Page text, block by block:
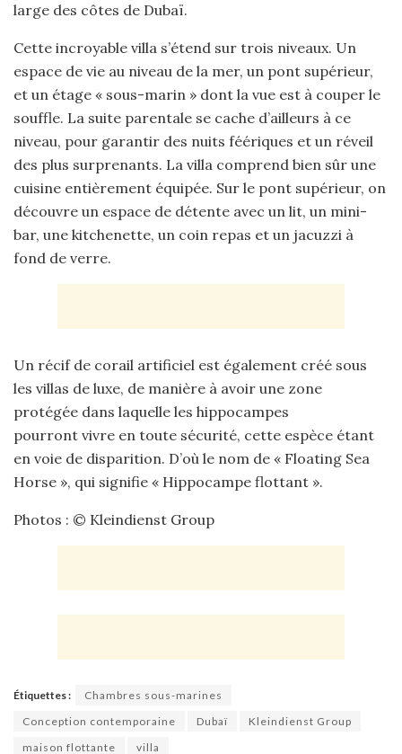
large des côtes de Dubaï.
Cette incroyable villa s’étend sur trois niveaux. Un
espace de vie au niveau de la mer, un pont supérieur,
et un étage « sous-marin » dont la vue est à couper le
souffle. La suite parentale se cache d’ailleurs à ce
niveau, pour garantir des nuits féériques et un réveil
des plus surprenants. La villa comprend bien sûr une
cuisine entièrement équipée. Sur le pont supérieur, on
découvre un espace de détente avec un lit, un mini-
bar, une kitchenette, un coin repas et un jacuzzi à
fond de verre.
Un récif de corail artificiel est également créé sous
les villas de luxe, de manière à avoir une zone
protégée dans laquelle les hippocampes
pourront vivre en toute sécurité, cette espèce étant
en voie de disparition. D’où le nom de « Floating Sea
Horse », qui signifie « Hippocampe flottant ».
Photos : © Kleindienst Group
Étiquettes :
Chambres sous-marines
Conception contemporaine
Dubaï
Kleindienst Group
maison flottante
villa